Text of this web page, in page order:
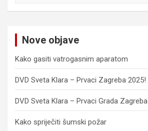
Nove objave
Kako gasiti vatrogasnim aparatom
DVD Sveta Klara – Prvaci Zagreba 2025!
DVD Sveta Klara – Prvaci Grada Zagreba
Kako spriječiti šumski požar